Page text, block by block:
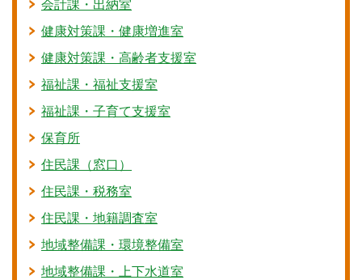
会計課・出納室
健康対策課・健康増進室
健康対策課・高齢者支援室
福祉課・福祉支援室
福祉課・子育て支援室
保育所
住民課（窓口）
住民課・税務室
住民課・地籍調査室
地域整備課・環境整備室
地域整備課・上下水道室